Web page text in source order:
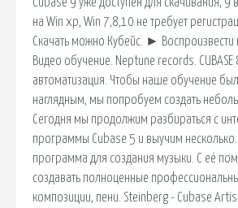
на Win xp, Win 7,8,10 не требует
Скачать можно Кубейс. ► Воспроизвести
Видео обучение. Neptune records.
автоматизация. Чтобы наше обучение
наглядным, мы попробуем создать
Сегодня мы продолжим разбираться с
программы Cubase 5 и выучим несколько.
программа для создания музыки. С её
создавать полноценные
композиции, пени. Steinberg - Cubase